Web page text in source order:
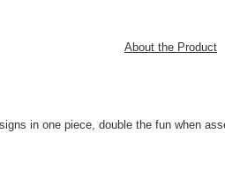
About the Product
in one piece, double the fun when